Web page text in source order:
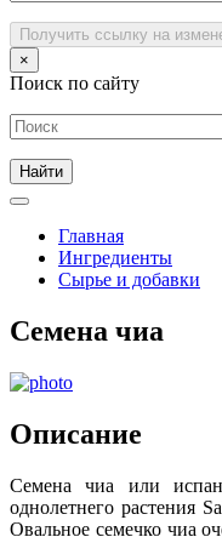
Получить ссылку на
×
Поиск по сайту
Главная
Ингредиенты
Сырье и добавки
Семена чиа
Описание
Семена чиа или
однолетнего растения
Овальное семечко чиа